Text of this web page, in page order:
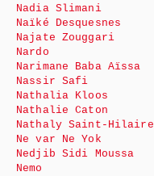
Nadia Slimani
Naïké Desquesnes
Najate Zouggari
Nardo
Narimane Baba Aïssa
Nassir Safi
Nathalia Kloos
Nathalie Caton
Nathaly Saint-Hilaire
Ne var Ne Yok
Nedjib Sidi Moussa
Nemo